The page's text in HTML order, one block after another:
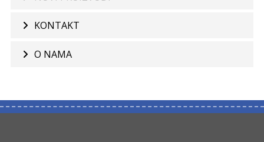
KONTAKT
O NAMA